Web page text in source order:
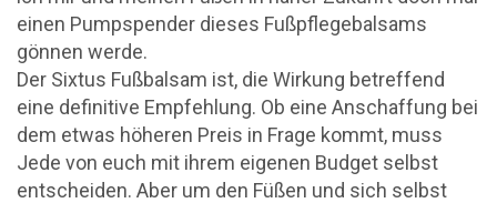
einen Pumpspender dieses Fußpflegebalsams
gönnen werde.
Der Sixtus Fußbalsam ist, die Wirkung betreffend
eine definitive Empfehlung. Ob eine Anschaffung bei
dem etwas höheren Preis in Frage kommt, muss
Jede von euch mit ihrem eigenen Budget selbst
entscheiden. Aber um den Füßen und sich selbst